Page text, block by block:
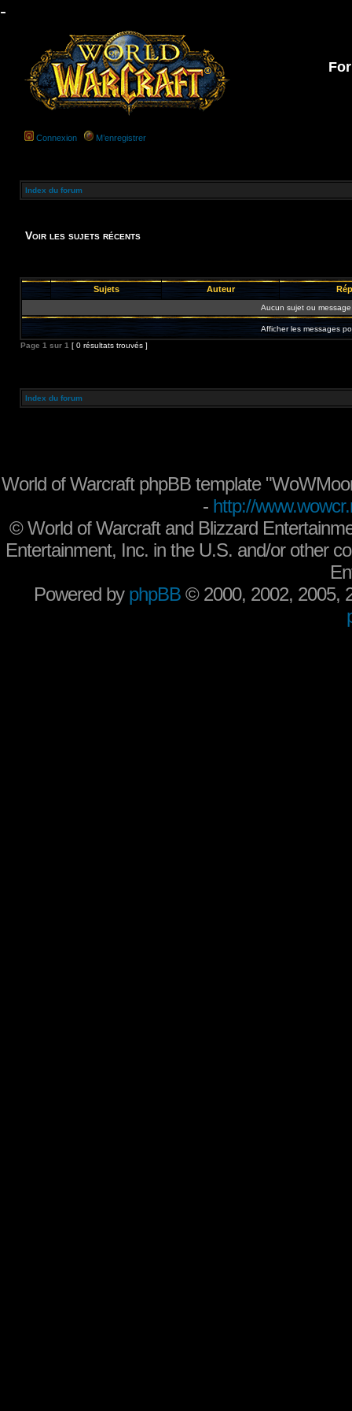
-
Connexion M’enregistrer
Index du forum
Voir les sujets récents
Sujets Auteur
Aucun sujet ou
Afficher les messages
Page 1 sur 1 [ 0 résultats trouvés ]
Index du forum
World of Warcraft phpBB template
- http://
©World of Warcraft and Blizzard
Entertainment, Inc. in the U.S. and/or other
Powered by phpBB © 2000, 2002, 2005,